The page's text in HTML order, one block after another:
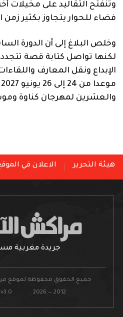
وتنفتح التقاليد على مخيلات
فضاء للحوار يتجاوز بكثير
وخلص البلاغ إلى أن الدورة
لكنها تواصل كتابة قصة تتجدد
الإبداع ونقل المعارف
والعشرين لمهرجان كناوة
هيئة التحرير الاعلان في
جريدة مغربية
جميع الحقوق محفوظة لموقع
v3.0 2026 — 2012